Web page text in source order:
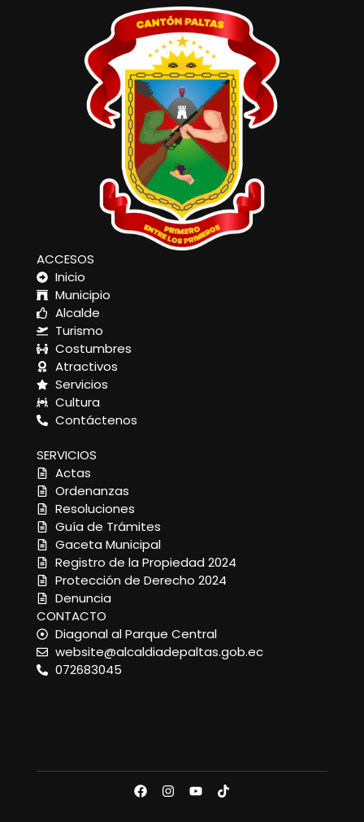
ACCESOS
Inicio
Municipio
Alcalde
Turismo
Costumbres
Atractivos
Servicios
Cultura
Contáctenos
SERVICIOS
Actas
Ordenanzas
Resoluciones
Guía de Trámites
Gaceta Municipal
Registro de la Propiedad 2024
Protección de Derecho 2024
Denuncia
CONTACTO
Diagonal al Parque Central
website@alcaldiadepaltas.gob.ec
072683045